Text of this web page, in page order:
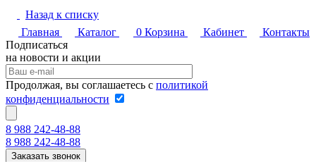
Назад к списку
Главная
Каталог 0 Корзина Кабинет
Контакты
Подписаться
на новости и акции
Продолжая, вы соглашаетесь с политикой
конфиденциальности
8 988 242-48-88
8 988 242-48-88
Заказать звонок